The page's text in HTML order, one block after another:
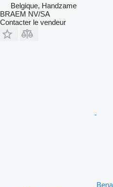
Belgique, Handzame
BRAEM NV/SA
Contacter le vendeur